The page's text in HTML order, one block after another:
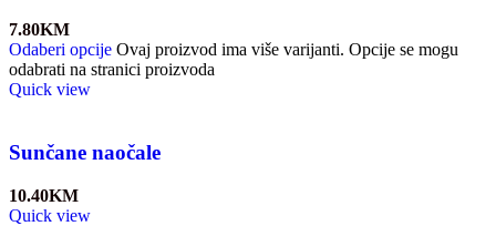
7.80KM
Odaberi opcije Ovaj proizvod ima više varijanti. Opcije se mogu
odabrati na stranici proizvoda
Quick view
Sunčane naočale
10.40KM
Quick view